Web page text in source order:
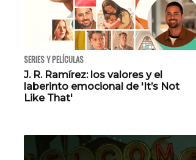
SERIES Y PELÍCULAS
J. R. Ramírez: los valores y el
laberinto emocional de 'It’s Not
Like That'